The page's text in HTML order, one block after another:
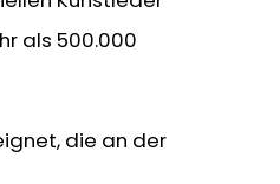
als 500.000
die an der